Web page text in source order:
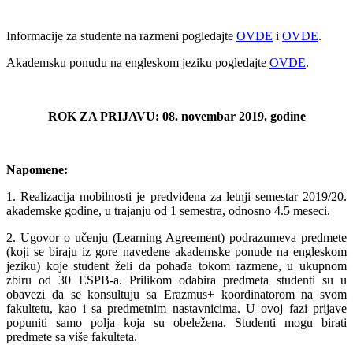
Informacije za studente na razmeni pogledajte OVDE i OVDE.
Akademsku ponudu na engleskom jeziku pogledajte OVDE.
ROK ZA PRIJAVU: 08. novembar 2019. godine
Napomene:
1. Realizacija mobilnosti je predviđena za letnji semestar 2019/20.
akademske godine, u trajanju od 1 semestra, odnosno 4.5 meseci.
2. Ugovor o učenju (Learning Agreement) podrazumeva predmete
(koji se biraju iz gore navedene akademske ponude na engleskom
jeziku) koje student želi da pohađa tokom razmene, u ukupnom
zbiru od 30 ESPB-a. Prilikom odabira predmeta studenti su u
obavezi da se konsultuju sa Erazmus+ koordinatorom na svom
fakultetu, kao i sa predmetnim nastavnicima. U ovoj fazi prijave
popuniti samo polja koja su obeležena. Studenti mogu birati
predmete sa više fakulteta.